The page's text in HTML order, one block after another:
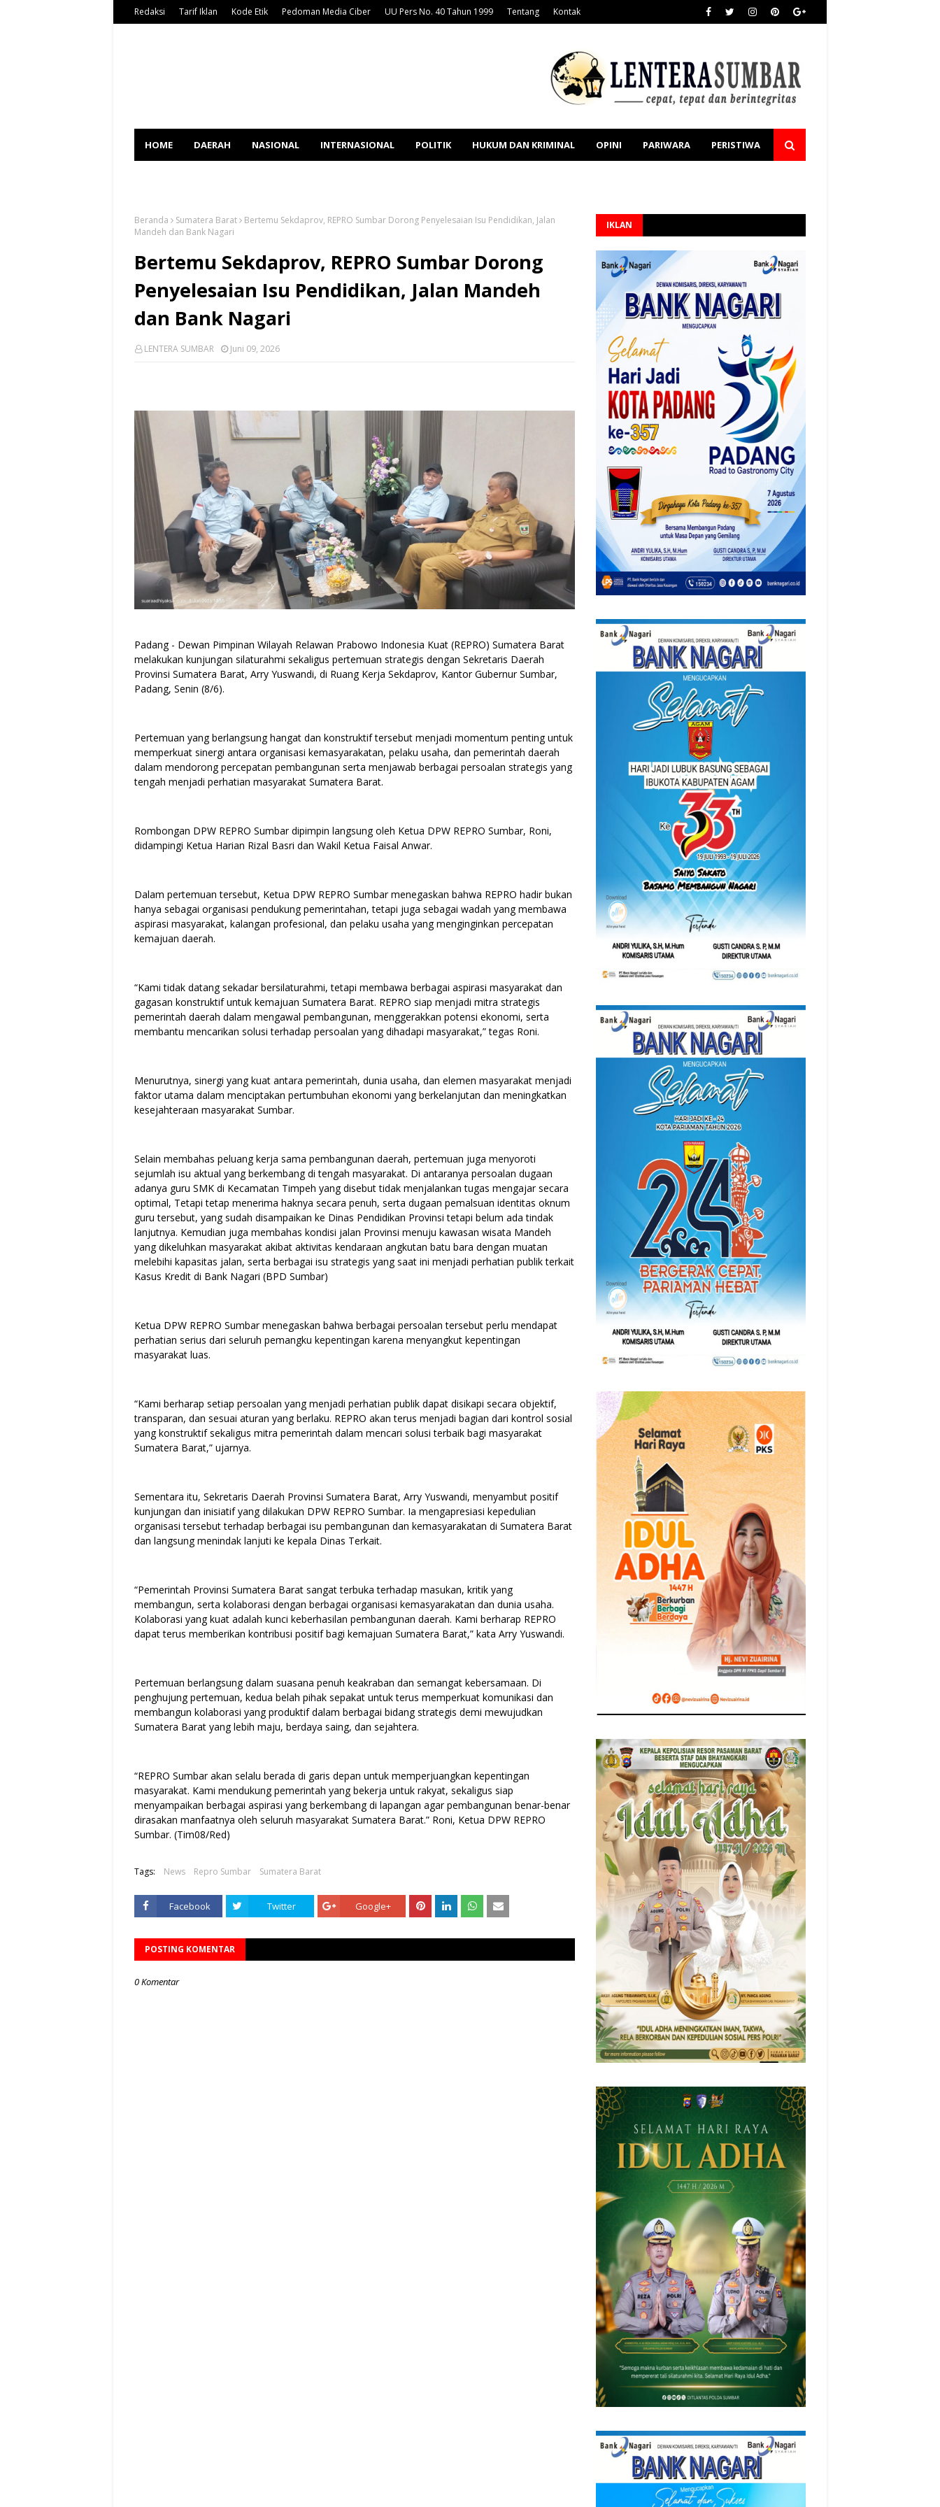
Redaksi Tarif Iklan Kode Etik Pedoman Media Ciber UU Pers No. 40 Tahun 1999 Tentang Kontak
HOME DAERAH NASIONAL INTERNASIONAL POLITIK HUKUM DAN KRIMINAL OPINI PARIWARA PERISTIWA
Beranda Sumatera Barat
Bertemu Sekdaprov, REPRO Sumbar Dorong Penyelesaian Isu Pendidikan, Jalan
Mandeh dan Bank Nagari
Bertemu Sekdaprov, REPRO Sumbar Dorong
Penyelesaian Isu Pendidikan, Jalan Mandeh
dan Bank Nagari
LENTERA SUMBAR Juni 09, 2026
Padang - Dewan Pimpinan Wilayah Relawan Prabowo Indonesia Kuat (REPRO) Sumatera Barat
melakukan kunjungan silaturahmi sekaligus pertemuan strategis dengan Sekretaris Daerah
Provinsi Sumatera Barat, Arry Yuswandi, di Ruang Kerja Sekdaprov, Kantor Gubernur Sumbar,
Padang, Senin (8/6).
Pertemuan yang berlangsung hangat dan konstruktif tersebut menjadi momentum penting untuk
memperkuat sinergi antara organisasi kemasyarakatan, pelaku usaha, dan pemerintah daerah
dalam mendorong percepatan pembangunan serta menjawab berbagai persoalan strategis yang
tengah menjadi perhatian masyarakat Sumatera Barat.
Rombongan DPW REPRO Sumbar dipimpin langsung oleh Ketua DPW REPRO Sumbar, Roni,
didampingi Ketua Harian Rizal Basri dan Wakil Ketua Faisal Anwar.
Dalam pertemuan tersebut, Ketua DPW REPRO Sumbar menegaskan bahwa REPRO hadir bukan
hanya sebagai organisasi pendukung pemerintahan, tetapi juga sebagai wadah yang membawa
aspirasi masyarakat, kalangan profesional, dan pelaku usaha yang menginginkan percepatan
kemajuan daerah.
“Kami tidak datang sekadar bersilaturahmi, tetapi membawa berbagai aspirasi masyarakat dan
gagasan konstruktif untuk kemajuan Sumatera Barat. REPRO siap menjadi mitra strategis
pemerintah daerah dalam mengawal pembangunan, menggerakkan potensi ekonomi, serta
membantu mencarikan solusi terhadap persoalan yang dihadapi masyarakat,” tegas Roni.
Menurutnya, sinergi yang kuat antara pemerintah, dunia usaha, dan elemen masyarakat menjadi
faktor utama dalam menciptakan pertumbuhan ekonomi yang berkelanjutan dan meningkatkan
kesejahteraan masyarakat Sumbar.
Selain membahas peluang kerja sama pembangunan daerah, pertemuan juga menyoroti
sejumlah isu aktual yang berkembang di tengah masyarakat. Di antaranya persoalan dugaan
adanya guru SMK di Kecamatan Timpeh yang disebut tidak menjalankan tugas mengajar secara
optimal, Tetapi tetap menerima haknya secara penuh, serta dugaan pemalsuan identitas oknum
guru tersebut, yang sudah disampaikan ke Dinas Pendidikan Provinsi tetapi belum ada tindak
lanjutnya. Kemudian juga membahas kondisi jalan Provinsi menuju kawasan wisata Mandeh
yang dikeluhkan masyarakat akibat aktivitas kendaraan angkutan batu bara dengan muatan
melebihi kapasitas jalan, serta berbagai isu strategis yang saat ini menjadi perhatian publik terkait
Kasus Kredit di Bank Nagari (BPD Sumbar)
Ketua DPW REPRO Sumbar menegaskan bahwa berbagai persoalan tersebut perlu mendapat
perhatian serius dari seluruh pemangku kepentingan karena menyangkut kepentingan
masyarakat luas.
“Kami berharap setiap persoalan yang menjadi perhatian publik dapat disikapi secara objektif,
transparan, dan sesuai aturan yang berlaku. REPRO akan terus menjadi bagian dari kontrol sosial
yang konstruktif sekaligus mitra pemerintah dalam mencari solusi terbaik bagi masyarakat
Sumatera Barat,” ujarnya.
Sementara itu, Sekretaris Daerah Provinsi Sumatera Barat, Arry Yuswandi, menyambut positif
kunjungan dan inisiatif yang dilakukan DPW REPRO Sumbar. Ia mengapresiasi kepedulian
organisasi tersebut terhadap berbagai isu pembangunan dan kemasyarakatan di Sumatera Barat
dan langsung menindak lanjuti ke kepala Dinas Terkait.
“Pemerintah Provinsi Sumatera Barat sangat terbuka terhadap masukan, kritik yang
membangun, serta kolaborasi dengan berbagai organisasi kemasyarakatan dan dunia usaha.
Kolaborasi yang kuat adalah kunci keberhasilan pembangunan daerah. Kami berharap REPRO
dapat terus memberikan kontribusi positif bagi kemajuan Sumatera Barat,” kata Arry Yuswandi.
Pertemuan berlangsung dalam suasana penuh keakraban dan semangat kebersamaan. Di
penghujung pertemuan, kedua belah pihak sepakat untuk terus memperkuat komunikasi dan
membangun kolaborasi yang produktif dalam berbagai bidang strategis demi mewujudkan
Sumatera Barat yang lebih maju, berdaya saing, dan sejahtera.
“REPRO Sumbar akan selalu berada di garis depan untuk memperjuangkan kepentingan
masyarakat. Kami mendukung pemerintah yang bekerja untuk rakyat, sekaligus siap
menyampaikan berbagai aspirasi yang berkembang di lapangan agar pembangunan benar-benar
dirasakan manfaatnya oleh seluruh masyarakat Sumatera Barat.” Roni, Ketua DPW REPRO
Sumbar. (Tim08/Red)
Tags: News Repro Sumbar Sumatera Barat
Facebook Twitter Google+
POSTING KOMENTAR
0 Komentar
IKLAN